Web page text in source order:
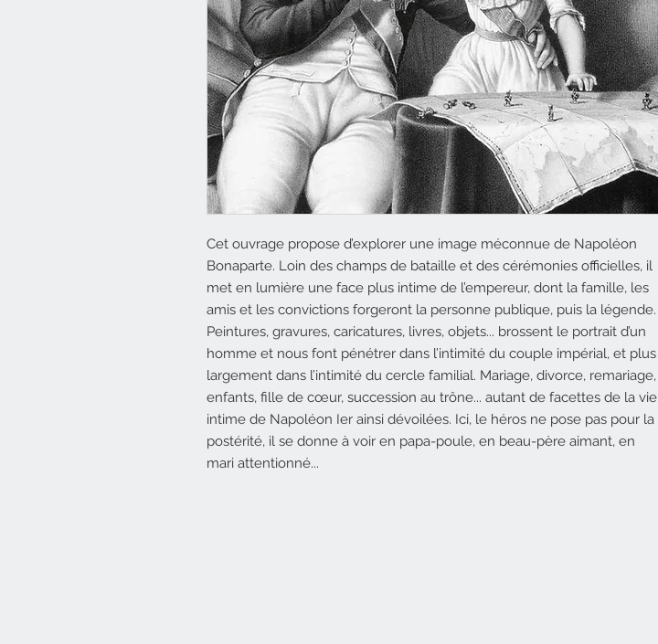
Cet ouvrage propose d’explorer une image méconnue de Napoléon
Bonaparte. Loin des champs de bataille et des cérémonies officielles, il
met en lumière une face plus intime de l’empereur, dont la famille, les
amis et les convictions forgeront la personne publique, puis la légende.
Peintures, gravures, caricatures, livres, objets... brossent le portrait d’un
homme et nous font pénétrer dans l’intimité du couple impérial, et plus
largement dans l’intimité du cercle familial. Mariage, divorce, remariage,
enfants, fille de cœur, succession au trône... autant de facettes de la vie
intime de Napoléon Ier ainsi dévoilées. Ici, le héros ne pose pas pour la
postérité, il se donne à voir en papa-poule, en beau-père aimant, en
mari attentionné...